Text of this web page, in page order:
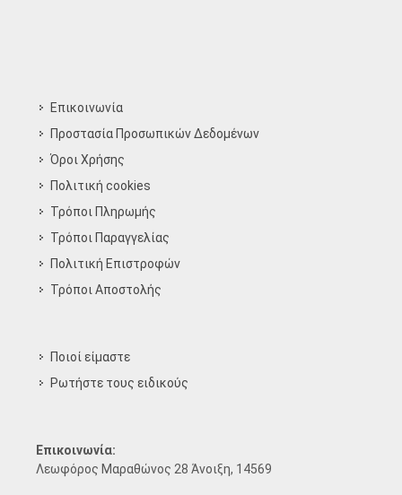
Επικοινωνία
Προστασία Προσωπικών Δεδομένων
Όροι Χρήσης
Πολιτική cookies
Τρόποι Πληρωμής
Τρόποι Παραγγελίας
Πολιτική Επιστροφών
Τρόποι Aποστολής
Ποιοί είμαστε
Ρωτήστε τους ειδικούς
Επικοινωνία:
Λεωφόρος Μαραθώνος 28 Άνοιξη, 14569